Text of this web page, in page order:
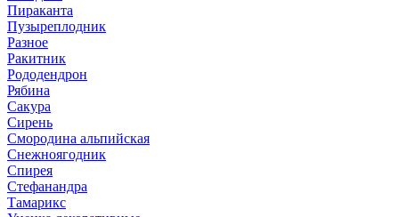
Пираканта
Пузыреплодник
Разное
Ракитник
Рододендрон
Рябина
Сакура
Сирень
Смородина альпийская
Снежноягодник
Спирея
Стефанандра
Тамарикс